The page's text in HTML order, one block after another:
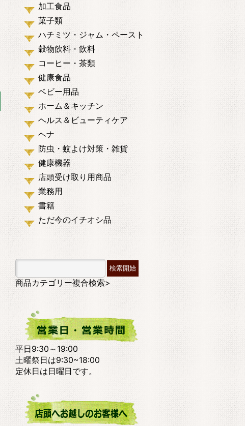
加工食品
菓子類
ハチミツ・ジャム・ペースト
穀物飲料・飲料
コーヒー・茶類
健康食品
ベビー用品
ホーム＆キッチン
ヘルス＆ビューティケア
ヘナ
防虫・蚊よけ対策・雑貨
健康機器
店頭受け取り用商品
業務用
書籍
ただ今のイチオシ品
商品カテゴリー複合検索>
平日9:30～19:00
土曜祭日は9:30~18:00
定休日は日曜日です。